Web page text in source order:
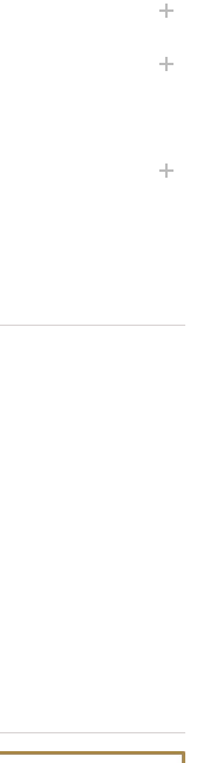
と入っていまし
したいと思える最高
た。ありがとうござ